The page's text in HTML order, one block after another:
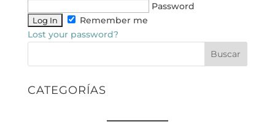
Password
Remember me
Lost your password?
Buscar
CATEGORÍAS